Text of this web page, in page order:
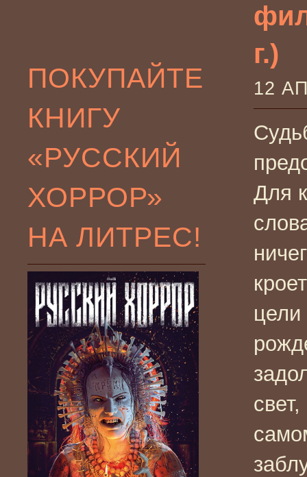
ПОКУПАЙТЕ
КНИГУ
«РУССКИЙ
ХОРРОР»
НА ЛИТРЕС!
г.)
12
Для